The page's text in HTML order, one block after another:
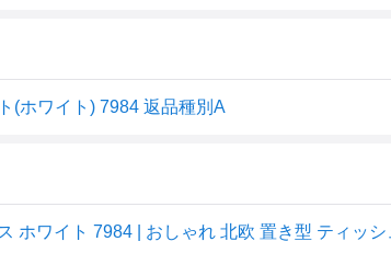
(ホワイト) 7984 返品種別A